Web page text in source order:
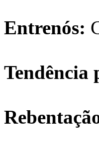
Entrenós:
Tendência